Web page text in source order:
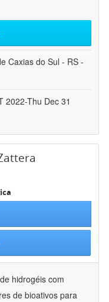
Caxias do Sul - RS -
2022-Thu Dec 31
hidrogéis com
de bioativos para